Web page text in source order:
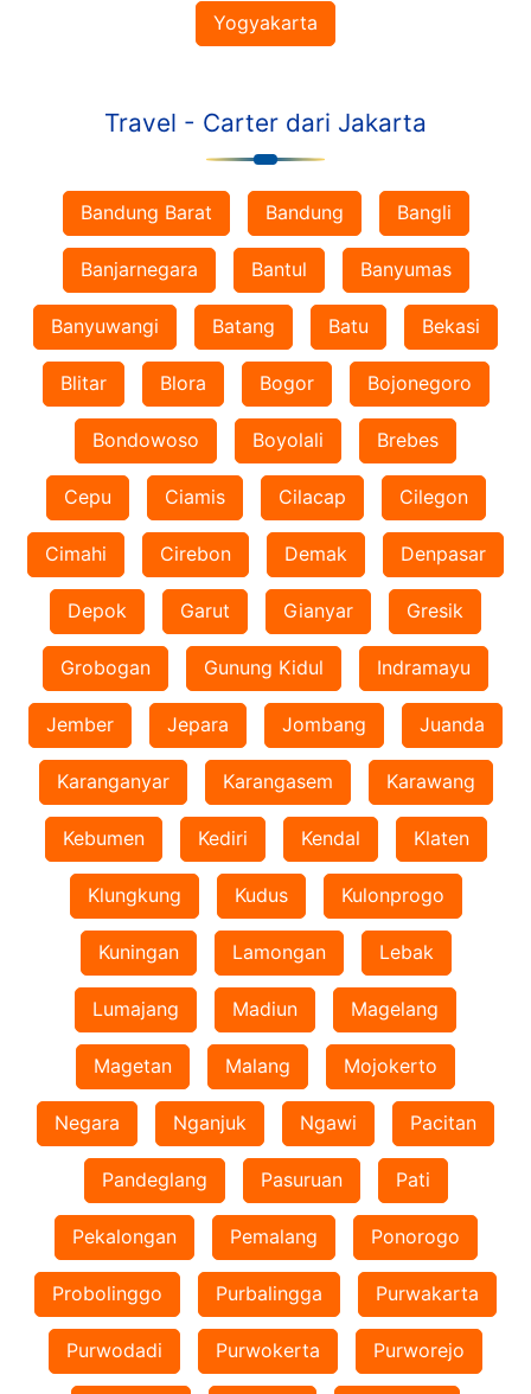
Yogyakarta
Travel - Carter dari Jakarta
Bandung Barat Bandung Bangli
Banjarnegara Bantul Banyumas
Banyuwangi Batang Batu Bekasi
Blitar Blora Bogor Bojonegoro
Bondowoso Boyolali Brebes
Cepu Ciamis Cilacap Cilegon
Cimahi Cirebon Demak Denpasar
Depok Garut Gianyar Gresik
Grobogan Gunung Kidul Indramayu
Jember Jepara Jombang Juanda
Karanganyar Karangasem Karawang
Kebumen Kediri Kendal Klaten
Klungkung Kudus Kulonprogo
Kuningan Lamongan Lebak
Lumajang Madiun Magelang
Magetan Malang Mojokerto
Negara Nganjuk Ngawi Pacitan
Pandeglang Pasuruan Pati
Pekalongan Pemalang Ponorogo
Probolinggo Purbalingga Purwakarta
Purwodadi Purwokerta Purworejo